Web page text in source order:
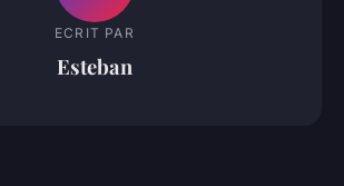
ECRIT PAR
Esteban